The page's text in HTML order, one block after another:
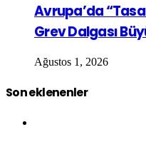
Avrupa’da
Grev Dalgası
Ağustos 1, 2026
Son eklenenler